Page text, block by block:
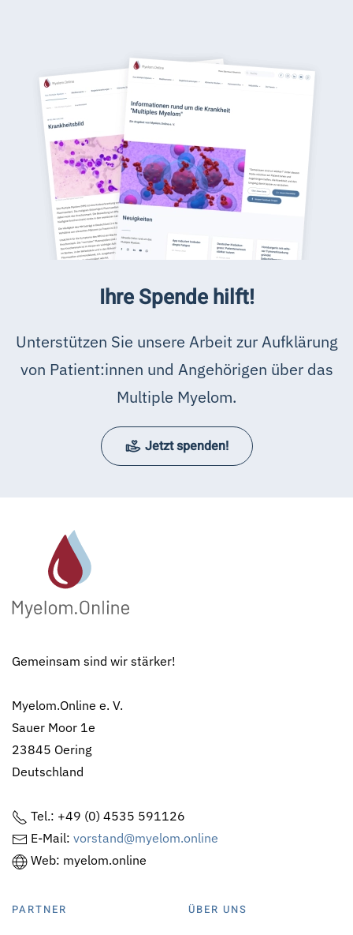
Ihre Spende hilft!
Unterstützen Sie unsere Arbeit zur Aufklärung
von Patient:innen und Angehörigen über das
Multiple Myelom.
Jetzt spenden!
Gemeinsam sind wir stärker!
Myelom.Online e. V.
Sauer Moor 1e
23845 Oering
Deutschland
Tel.: +49 (0) 4535 591126
E-Mail: vorstand@myelom.online
Web: myelom.online
PARTNER ÜBER UNS